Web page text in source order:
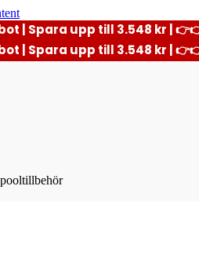
| Spara upp till 3.548 kr |
| Spara upp till 3.548 kr |